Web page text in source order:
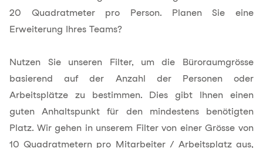
20 Quadratmeter pro Person. Planen Sie eine
Erweiterung Ihres Teams?
Nutzen Sie unseren Filter, um die Büroraumgrösse
basierend auf der Anzahl der Personen oder
Arbeitsplätze zu bestimmen. Dies gibt Ihnen einen
guten Anhaltspunkt für den mindestens benötigten
Platz. Wir gehen in unserem Filter von einer Grösse von
10 Quadratmetern pro Mitarbeiter / Arbeitsplatz aus,